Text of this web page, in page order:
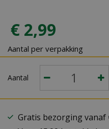
€ 2,99
Aantal per verpakking
Aantal
Gratis bezorging vanaf